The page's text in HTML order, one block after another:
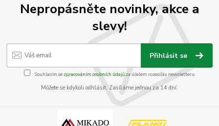
Nepropásněte novinky, akce a
slevy!
Přihlásit se
Souhlasím se zpracováním osobních údajůza účelem rozesílky newsletteru.
Můžete se kdykoli odhlásit. Zasíláme jednou za 14 dní.